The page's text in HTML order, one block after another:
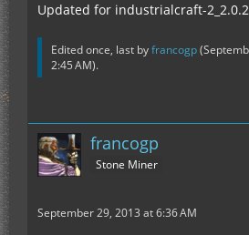
Updated for industrialcraft-
Edited once, last byfrancogp(
2:45 AM).
francogp
Stone Miner
September 29, 2013 at 6:36 AM